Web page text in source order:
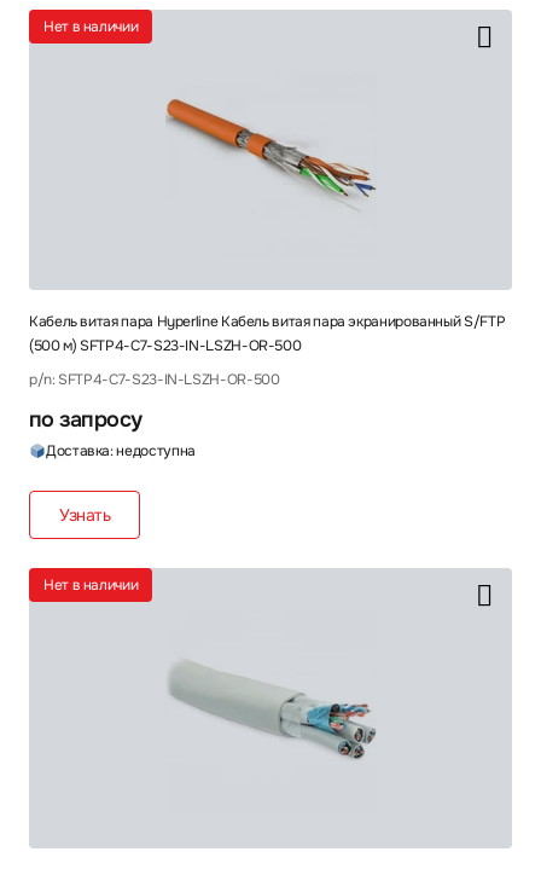
Кабель витая пара Hyperline Кабель витая пара экранированный S/FTP
(500 м) SFTP4-C7-S23-IN-LSZH-OR-500
p/n: SFTP4-C7-S23-IN-LSZH-OR-500
по запросу
Доставка: недоступна
Узнать
Нет в наличии
Нет в наличии